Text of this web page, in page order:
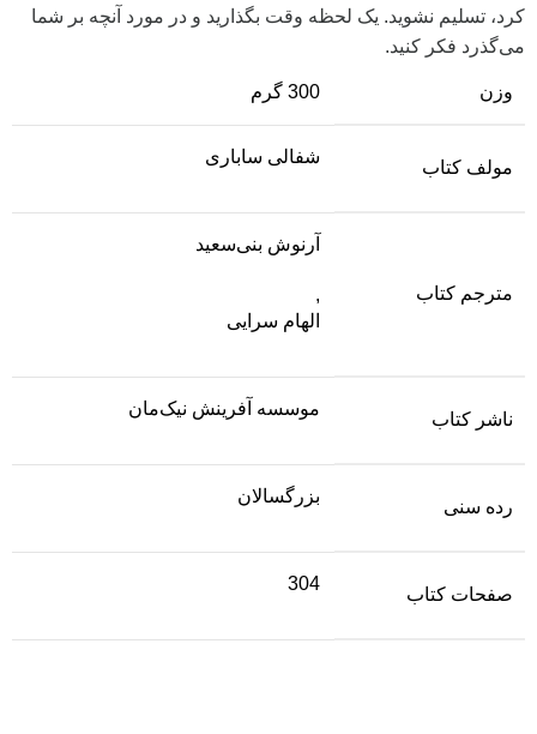
کرد، تسلیم نشوید. یک لحظه وقت بگذارید و در مورد آنچه بر شما
می‌گذرد فکر کنید.
وزن 300 گرم
مولف کتاب
شفالی ساباری
مترجم کتاب
آرنوش بنی‌سعید
,
الهام سرایی
ناشر کتاب
موسسه آفرینش نیک‌مان
رده سنی
بزرگسالان
صفحات کتاب
304